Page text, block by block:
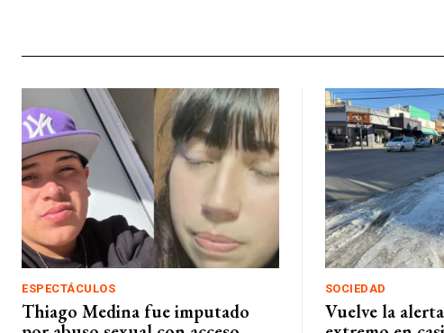
ESPECTÁCULOS
Thiago Medina fue imputado
SOCIEDAD
Vuelve la